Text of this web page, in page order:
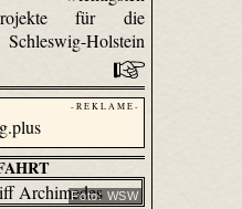
für die
Holstein
- R E K L A M E -
Foto: WSW